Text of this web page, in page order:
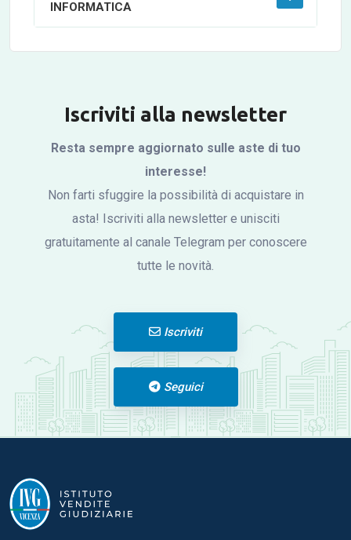
INFORMATICA
Iscriviti alla newsletter
Resta sempre aggiornato sulle aste di tuo
interesse!
Non farti sfuggire la possibilità di acquistare in
asta! Iscriviti alla newsletter e unisciti
gratuitamente al canale Telegram per conoscere
tutte le novità.
Iscriviti
Seguici